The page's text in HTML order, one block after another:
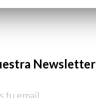
Newsletter